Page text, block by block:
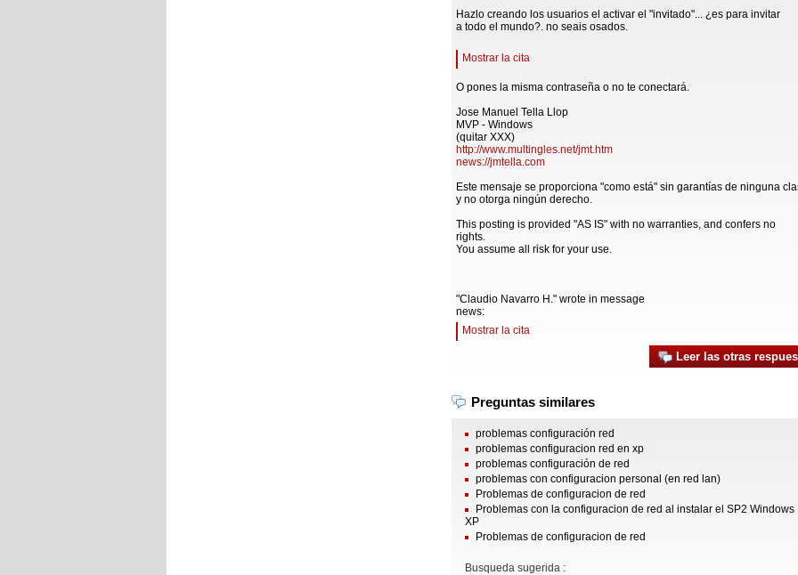
Hazlo creando los usuarios el activar el "invitado"... ¿es para invitar
a todo el mundo?. no seais osados.
Mostrar la cita
O pones la misma contraseña o no te conectará.
Jose Manuel Tella Llop
MVP - Windows
(quitar XXX)
http://www.multingles.net/jmt.htm
news://jmtella.com
Este mensaje se proporciona "como está" sin garantías de ninguna
y no otorga ningún derecho.
This posting is provided "AS IS" with no warranties, and confers no
rights.
You assume all risk for your use.
"Claudio Navarro H." wrote in message
news:
Mostrar la cita
Leer las otras
Preguntas similares
problemas configuración red
problemas configuracion red en xp
problemas configuración de red
problemas con configuracion personal (en red lan)
Problemas de configuracion de red
Problemas con la configuracion de red al instalar el SP2 Windows
XP
Problemas de configuracion de red
Busqueda sugerida :